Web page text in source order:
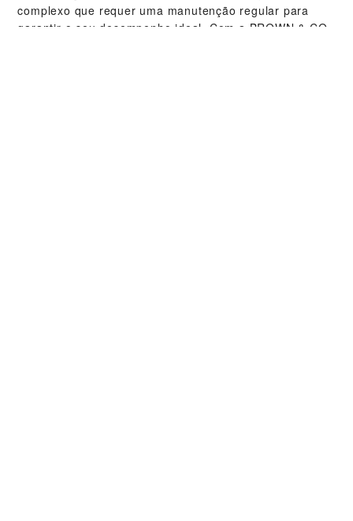
complexo que requer uma manutenção regular para
garantir o seu desempenho ideal. Com a ‭BROWN & CO